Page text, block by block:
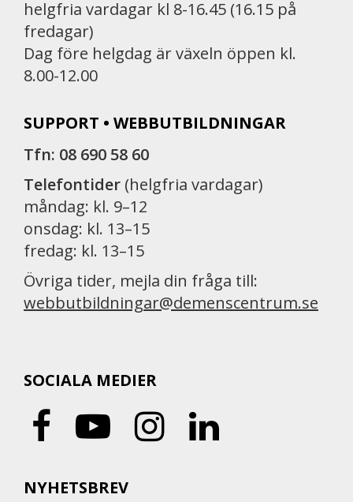
helgfria vardagar kl 8-16.45 (16.15 på
fredagar)
Dag före helgdag är växeln öppen kl.
8.00-12.00
SUPPORT • WEBBUTBILDNINGAR
Tfn: 08 690 58 60
Telefontider (helgfria vardagar)
måndag: kl. 9–12
onsdag: kl. 13–15
fredag: kl. 13–15
Övriga tider, mejla din fråga till:
webbutbildningar@demenscentrum.se
SOCIALA MEDIER
NYHETSBREV